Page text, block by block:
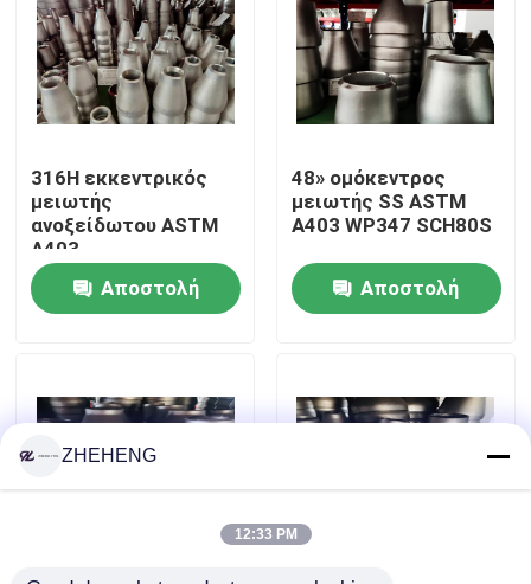
Περίπου εμείς
Γύρος εργοστασίων
Ποιοτικός έλεγχος
Company News
φλάντζα σωλήνων ανοξείδωτου
Αγκώνας σωλήνων ανοξείδωτου
316H εκκεντρικός
μειωτής
ανοξείδωτου ASTM
A403
Αποστολή
48» ομόκεντρος
μειωτής SS ASTM
A403 WP347 SCH80S
Αποστολή
ZHEHENG
12:33 PM